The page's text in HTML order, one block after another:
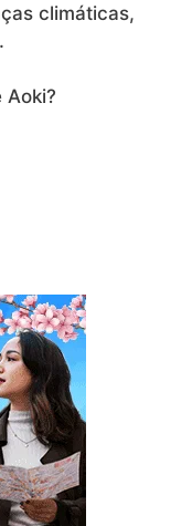
climáticas,
Aoki?